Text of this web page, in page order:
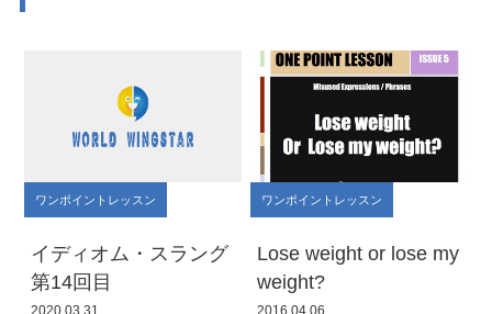
ワンポイントレッスン
イディオム・スラング
第14回目
2020.03.31
ワンポイントレッスン
Lose weight or lose my
weight?
2016.04.06